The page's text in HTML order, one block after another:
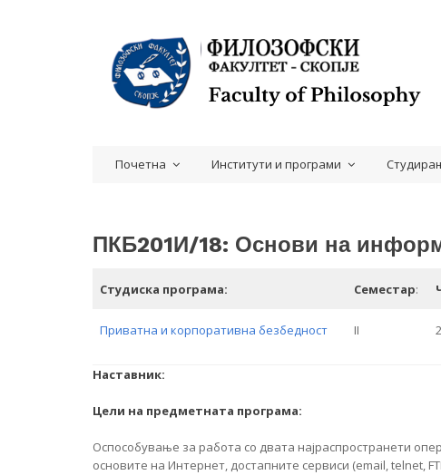
Почетна Институти и програми
ПКБ201И/18: Основи на
Студиска програма: Семестар:
Приватна и корпоративна безбедност II
Наставник:
Цели на предметната програма:
Оспособување за работа со двата најраспространети
основите на Интернет, достапните сервиси (email, telnet,